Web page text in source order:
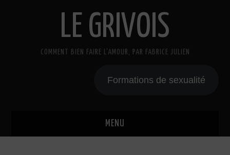
LE GRIVOIS
COMMENT BIEN FAIRE L'AMOUR, PAR FABRICE JULIEN
Formations de sexualité
MENU